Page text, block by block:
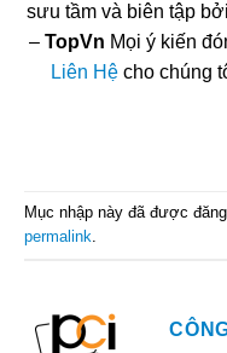
sưu tầm và biên tập
– TopVn Mọi ý kiến
Liên Hệ cho chúng
Mục nhập này đã được
permalink